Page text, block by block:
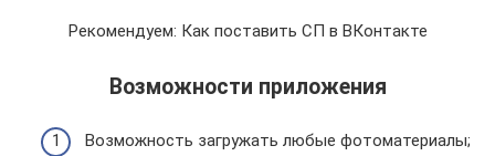
Рекомендуем: Как поставить СП в ВКонтакте
Возможности приложения
Возможность загружать любые фотоматериалы;